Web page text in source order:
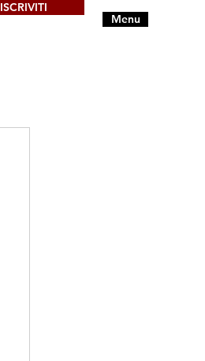
Menu
ISCRIVITI